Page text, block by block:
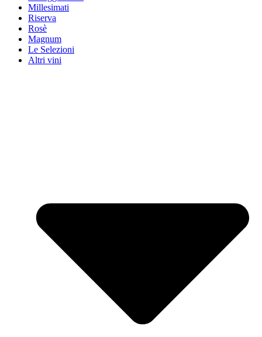
Millesimati
Riserva
Rosè
Magnum
Le Selezioni
Altri vini